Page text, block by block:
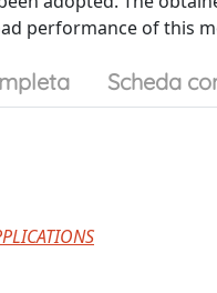
performance of this
Scheda